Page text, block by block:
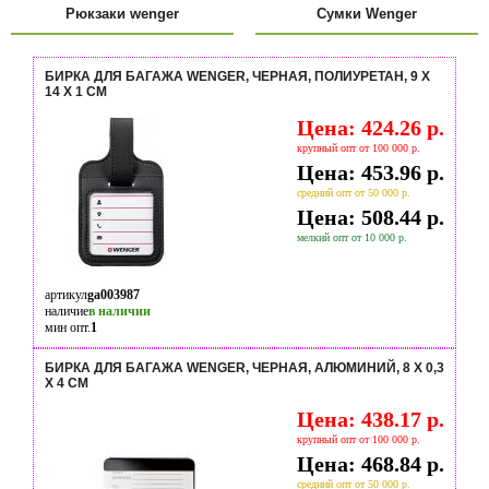
Рюкзаки wenger Сумки Wenger
БИРКА ДЛЯ БАГАЖА WENGER, ЧЕРНАЯ, ПОЛИУРЕТАН, 9 X
14 X 1 СМ
Цена: 424.26 р.
крупный опт от 100 000 р.
Цена: 453.96 р.
средний опт от 50 000 р.
Цена: 508.44 р.
мелкий опт от 10 000 р.
артикулga003987
наличиев наличии
мин опт.1
БИРКА ДЛЯ БАГАЖА WENGER, ЧЕРНАЯ, АЛЮМИНИЙ, 8 X 0,3
X 4 СМ
Цена: 438.17 р.
крупный опт от 100 000 р.
Цена: 468.84 р.
средний опт от 50 000 р.